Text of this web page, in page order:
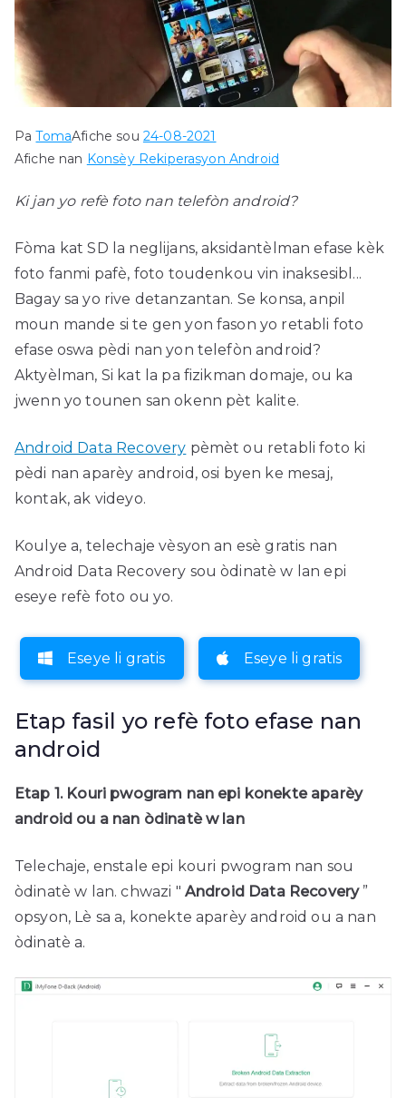
PaTomaAfiche sou 24-08-2021
Afiche nan Konsèy Rekiperasyon Android
Ki jan yo refè foto nan telefòn android?
Fòma kat SD la neglijans, aksidantèlman efase kèk
foto fanmi pafè, foto toudenkou vin inaksesibl...
Bagay sa yo rive detanzantan. Se konsa, anpil
moun mande si te gen yon fason yo retabli foto
efase oswa pèdi nan yon telefòn android?
Aktyèlman, Si kat la pa fizikman domaje, ou ka
jwenn yo tounen san okenn pèt kalite.
Android Data Recovery pèmèt ou retabli foto ki
pèdi nan aparèy android, osi byen ke mesaj,
kontak, ak videyo.
Koulye a, telechaje vèsyon an esè gratis nan
Android Data Recovery sou òdinatè w lan epi
eseye refè foto ou yo.
Eseye li gratis Eseye li gratis
Etap fasil yo refè foto efase nan
android
Etap 1. Kouri pwogram nan epi konekte aparèy
android ou a nan òdinatè w lan
Telechaje, enstale epi kouri pwogram nan sou
òdinatè w lan. chwazi " Android Data Recovery”
opsyon, Lè sa a, konekte aparèy android ou a nan
òdinatè a.